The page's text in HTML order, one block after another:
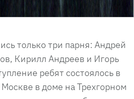
только три парня: Андрей
Кирилл Андреев и Игорь
ребят состоялось в
в доме на Трехгорном